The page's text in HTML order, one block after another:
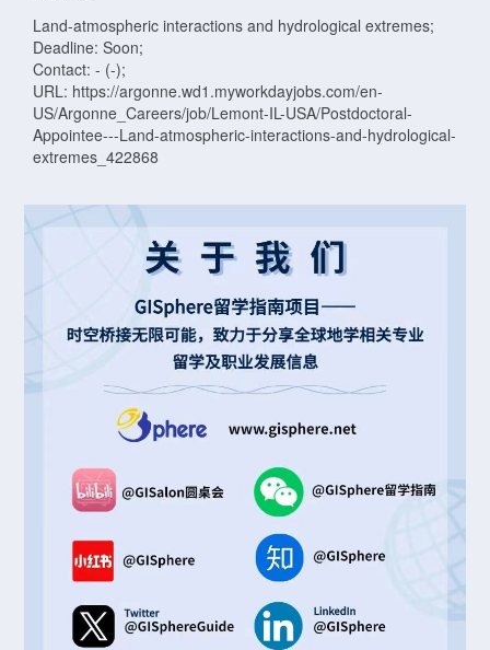
Land-atmospheric interactions and hydrological extremes;
Deadline: Soon;
Contact: - (-);
URL: https://argonne.wd1.myworkdayjobs.com/en-
US/Argonne_Careers/job/Lemont-IL-USA/Postdoctoral-
Appointee---Land-atmospheric-interactions-and-hydrological-
extremes_422868